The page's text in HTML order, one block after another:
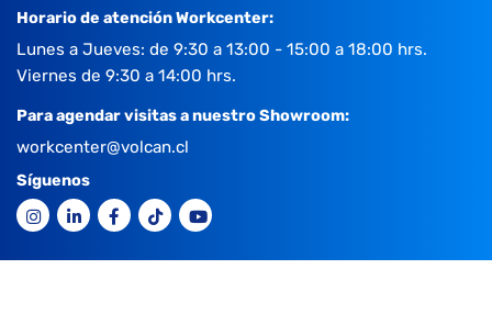
Horario de atención Workcenter:
Lunes a Jueves: de 9:30 a 13:00 - 15:00 a 18:00 hrs.
Viernes de 9:30 a 14:00 hrs.
Para agendar visitas a nuestro Showroom:
workcenter@volcan.cl
Síguenos